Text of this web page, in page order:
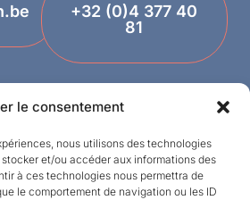
le consentement
nous utilisons des technologies
et/ou accéder aux informations des
à ces technologies nous permettra de
le comportement de navigation ou les ID
+32 (0)4 377 40
81